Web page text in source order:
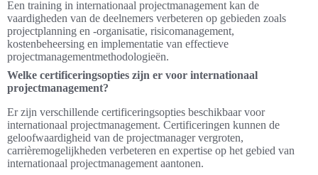
Een training in internationaal projectmanagement kan de
vaardigheden van de deelnemers verbeteren op gebieden zoals
projectplanning en -organisatie, risicomanagement,
kostenbeheersing en implementatie van effectieve
projectmanagementmethodologieën.
Welke certificeringsopties zijn er voor internationaal
projectmanagement?
Er zijn verschillende certificeringsopties beschikbaar voor
internationaal projectmanagement. Certificeringen kunnen de
geloofwaardigheid van de projectmanager vergroten,
carrièremogelijkheden verbeteren en expertise op het gebied van
internationaal projectmanagement aantonen.